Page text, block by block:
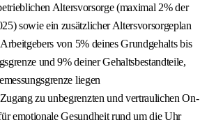
Altersvorsorge (maximal 2% der
sowie ein zusätzlicher Altersvorsorgeplan
von 5% deines Grundgehalts bis
und 9% deiner Gehaltsbestandteile,
liegen
zu unbegrenzten und vertraulichen On-
emotionale Gesundheit rund um die Uhr